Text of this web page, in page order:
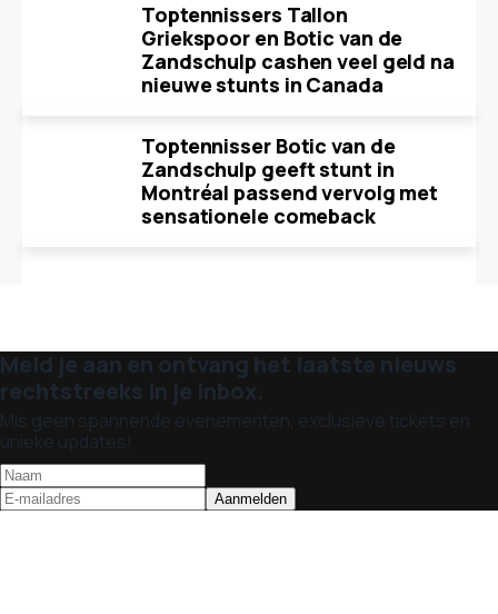
Toptennissers Tallon
Griekspoor en Botic van de
Zandschulp cashen veel geld na
nieuwe stunts in Canada
Toptennisser Botic van de
Zandschulp geeft stunt in
Montréal passend vervolg met
sensationele comeback
Meld je aan en ontvang het laatste nieuws
rechtstreeks in je inbox.
Mis geen spannende evenementen, exclusieve tickets en
unieke updates!